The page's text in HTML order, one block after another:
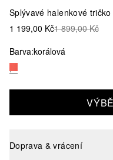
Splývavé halenkové
1 199,00 Kč1 899,00 Kč
Barva:korálová
Doprava & vrácení